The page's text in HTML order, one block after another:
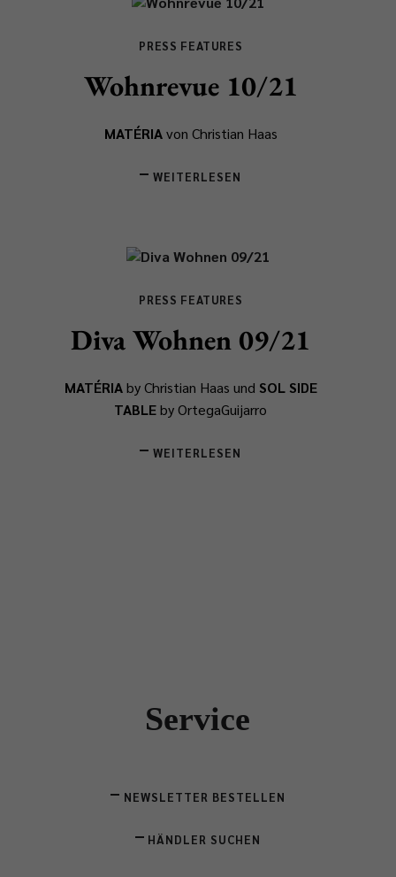
PRESS FEATURES
Wohnrevue 10/21
MATÉRIAvon Christian Haas
WEITERLESEN
PRESS FEATURES
Diva Wohnen 09/21
MATÉRIAby Christian Haas und SOL SIDE
TABLEby OrtegaGuijarro
WEITERLESEN
Service
NEWSLETTER BESTELLEN
HÄNDLER SUCHEN